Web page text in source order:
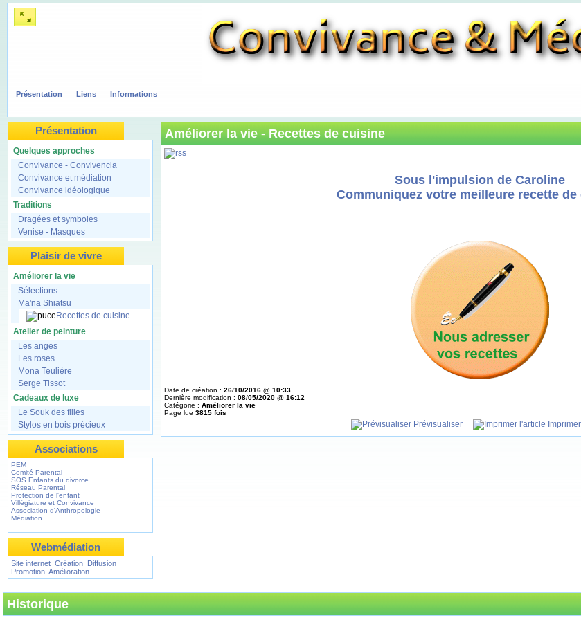
Présentation Liens Informations
Présentation
Quelques approches
Convivance - Convivencia
Convivance et médiation
Convivance idéologique
Traditions
Dragées et symboles
Venise - Masques
Plaisir de vivre
Améliorer la vie
Sélections
Ma'na Shiatsu
Recettes de cuisine
Atelier de peinture
Les anges
Les roses
Mona Teulière
Serge Tissot
Cadeaux de luxe
Le Souk des filles
Stylos en bois précieux
Associations
PEM
Comité Parental
SOS Enfants du divorce
Réseau Parental
Protection de l'enfant
Villégiature et Convivance
Association d'Anthropologie
Médiation
Webmédiation
Site internet Création Diffusion
Promotion Amélioration
Améliorer la vie -Recettes de cuisine
Sous l'impulsion de Caroline
Communiquez votre meilleure recette
Date de création : 26/10/2016 @ 10:33
Dernière modification : 08/05/2020 @ 16:12
Catégorie : Améliorer la vie
Page lue 3815 fois
Prévisualiser
Historique